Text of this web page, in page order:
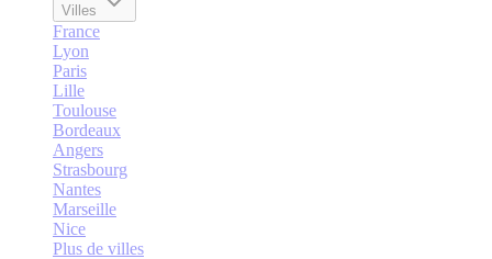
Villes
France
Lyon
Paris
Lille
Toulouse
Bordeaux
Angers
Strasbourg
Nantes
Marseille
Nice
Plus de villes